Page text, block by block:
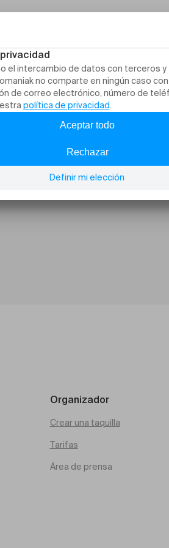
Organizador
Crear una taquilla
Tarifas
Área de prensa